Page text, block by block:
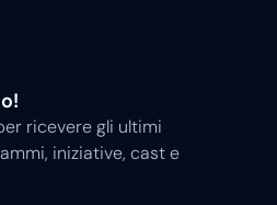
ricevere gli ultimi
iniziative, cast e